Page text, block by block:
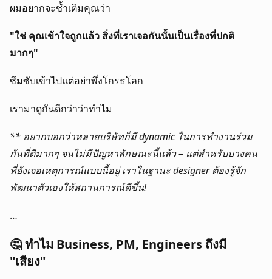
ผมอยากจะซ้ำเติมคุณว่า
"ใช่ คุณเข้าใจถูกแล้ว สิ่งที่เราเจอกันนั้นเป็นเรื่องที่ปกติ
มากๆ"
ซึมซับเข้าไปแต่อย่าพึ่งโกรธโลก
เรามาดูกันดีกว่าว่าทำไม
** อยากบอกว่าหลายบริษัทก็มี dynamic ในการทำงานร่วม
กันที่ดีมากๆ จนไม่มีปัญหาลักษณะนี้แล้ว – แต่สำหรับบางคน
ที่ยังเจอเหตุการณ์แบบนี้อยู่ เราในฐานะ designer ต้องรู้จัก
พัฒนาตัวเองให้สถานการณ์ดีขึ้น!
…
🤔 ทำไม Business, PM, Engineers ถึงมี
"เสียง"